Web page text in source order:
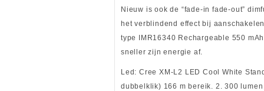
Nieuw is ook de “fade-in fade-out”
het verblindend effect bij
type IMR16340 Rechargeable 550
sneller zijn energie af.
Led: Cree XM-L2 LED Cool White
dubbelklik) 166 m bereik. 2. 300